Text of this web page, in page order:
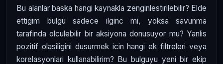
Bu alanlar baska hangi kaynakla zenginlestirilebilir? Elde
ettigim bulgu sadece ilginc mi, yoksa savunma
tarafinda olculebilir bir aksiyona donusuyor mu? Yanlis
pozitif olasiligini dusurmek icin hangi ek filtreleri veya
korelasyonlari kullanabilirim? Bu bulguyu yeni bir ekip